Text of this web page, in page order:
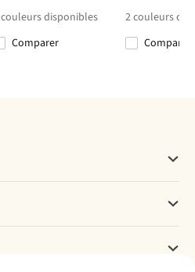
couleurs disponibles
Comparer
2couleurs
Comparer